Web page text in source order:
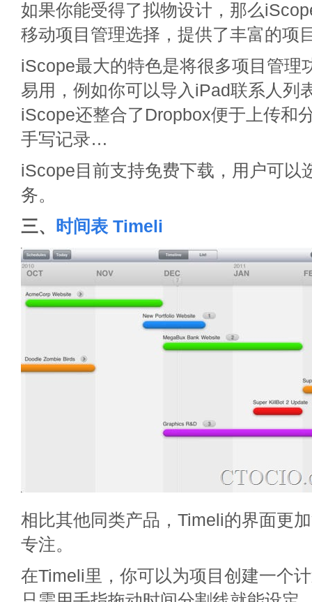
如果你能受得了拟物设计，那么
移动项目管理选择，提供了丰富的项
iScope最大的特色是将很多项目管理
易用，例如你可以导入iPad联系人列
iScope还整合了Dropbox便于上传和
手写记录…
iScope目前支持免费下载，用户可以
务。
三、
时间表 Timeli
相比其他同类产品，Timeli的界面更
专注。
在Timeli里，你可以为项目创建一个